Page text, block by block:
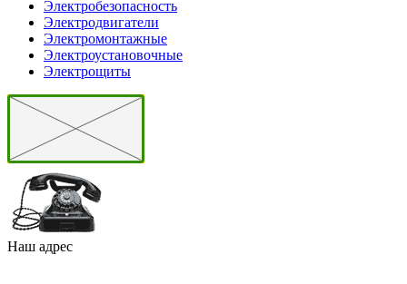
Электробезопасность
Электродвигатели
Электромонтажные
Электроустановочные
Электрощиты
Наш адрес